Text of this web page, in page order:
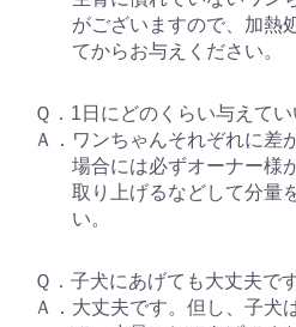
がございますので、加熱
てからお与えください。
Ｑ．1日にどのくらい与えて
Ａ．ワンちゃんそれぞれに差
場合には必ずオーナー様
取り上げるなどして分量
い。
Ｑ．子犬にあげても大丈夫で
Ａ．大丈夫です。但し、子犬